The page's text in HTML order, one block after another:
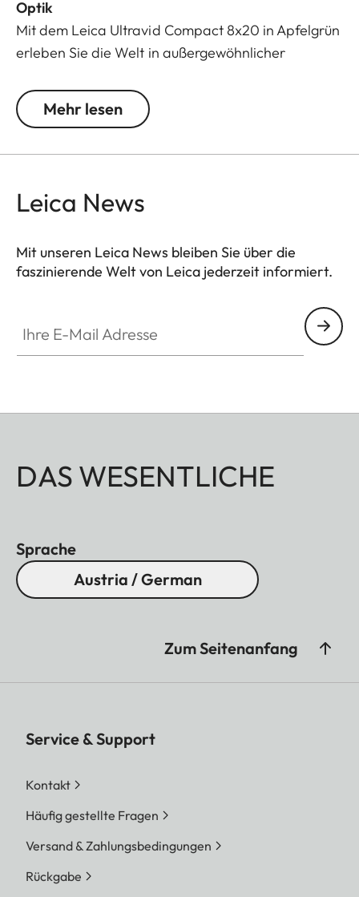
Optik
Mit dem Leica Ultravid Compact 8x20 in Apfelgrün
erleben Sie die Welt in außergewöhnlicher
Bildqualität mit einem stilvollen Design – perfekt
für Naturfreunde und Abenteurer.
schwierigen Lichtverhältnissen. Dank eines
kein Detail – ob auf Reisen, in der Stadt oder
mitten in der Natur.
Mehr lesen
Leica News
Mit unseren Leica News bleiben Sie über die
faszinierende Welt von Leica jederzeit informiert.
DAS WESENTLICHE
Sprache
Austria / German
Zum Seitenanfang
Service & Support
Kontakt
Häufig gestellte Fragen
Versand & Zahlungsbedingungen
Rückgabe